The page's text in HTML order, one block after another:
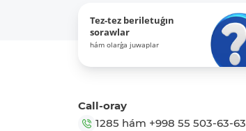
Tez-tez beriletuǵın
sorawlar
hám olarǵa juwaplar
Call-oray
1285 hám +998 55 503-63-63